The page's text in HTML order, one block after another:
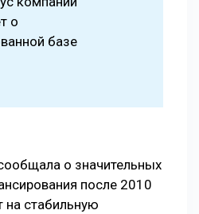
о
базе
о значительных
после 2010
на стабильную